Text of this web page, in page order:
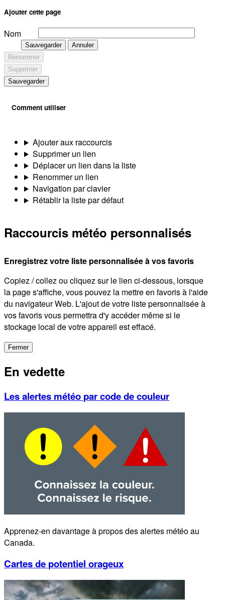
Ajouter cette page
Nom
Sauvegarder
Annuler
Renommer
Supprimer
Sauvegarder
Comment utiliser
Ajouter aux raccourcis
Supprimer un lien
Déplacer un lien dans la liste
Renommer un lien
Navigation par clavier
Rétablir la liste par défaut
Raccourcis météo personnalisés
Enregistrez votre liste personnalisée à vos favoris
Copiez / collez ou cliquez sur le lien ci-dessous, lorsque
la page s'affiche, vous pouvez la mettre en favoris à l'aide
du navigateur Web. L'ajout de votre liste personnalisée à
vos favoris vous permettra d'y accéder même si le
stockage local de votre appareil est effacé.
Fermer
En vedette
Les alertes météo par code de couleur
Apprenez-en davantage à propos des alertes météo au
Canada.
Cartes de potentiel orageux